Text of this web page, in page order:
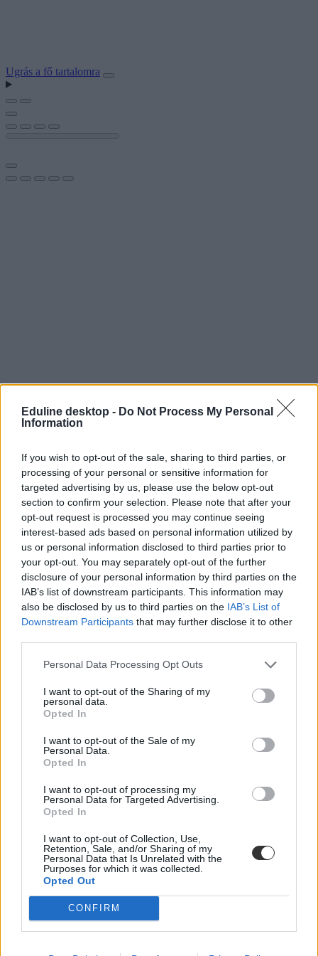
Eduline desktop - Do Not Process My Personal
Information
If you wish to opt-out of the sale, sharing to third parties, or
processing of your personal or sensitive information for
targeted advertising by us, please use the below opt-out
section to confirm your selection. Please note that after your
opt-out request is processed you may continue seeing
interest-based ads based on personal information utilized by
us or personal information disclosed to third parties prior to
your opt-out. You may separately opt-out of the further
disclosure of your personal information by third parties on the
IAB’s list of downstream participants. This information may
also be disclosed by us to third parties on the IAB’s List of
Downstream Participants that may further disclose it to other
Personal Data Processing Opt Outs
I want to opt-out of the Sharing of my
personal data.
Opted In
I want to opt-out of the Sale of my
Personal Data.
Opted In
I want to opt-out of processing my
Personal Data for Targeted Advertising.
Opted In
I want to opt-out of Collection, Use,
Retention, Sale, and/or Sharing of my
Personal Data that Is Unrelated with the
Purposes for which it was collected.
Opted Out
CONFIRM
Ugrás a fő tartalomra
#Soproni Tankerületi Központ
Támogatja a tankerület az újraválasztását annak az
iskolaigazgatónak, aki megpróbálhatta eltitkolni a
diákok szexuális zaklatását
Ha még egyszer rosszat mernek mondani, akkor bajba kerülhetnek -
ezt mondta az iskolaigazgató azoknak az általános iskolás
diáklányoknak, akik négy évvel ezelőtt segítségért fordultak hozzá
egy őket fogdosó, iskolai foglalkozáson jelenlévő férfi miatt. Az
ügyben szeméremsértés miatt indult eljárás, és bár a bíróság szerint
Székács Linda
„Itt diktatúra van” - börtönbüntetést kért egy
édesanyára a nagycenki iskola igazgatója, hiába
indítottak ellene petíciót, nem váltották le
Esőben várakoztatta a diákokat a koronavírus-járvány idején,
szülőket perelt be, mégis kitüntették. A nagycenki családok
tömegével hordják át a gyerekeiket a környező települések iskoláiba
a helyi iskola igazgatója miatt, aki ellen hiába indítottak petíciót is az
évek óta dagadó botrányok apropóján. A tankerület és a
Belügyminisztérium továbbra is alkalmasnak vélik az
intézményvezetői feladatok ellátására.
Közoktatás
Székács Linda